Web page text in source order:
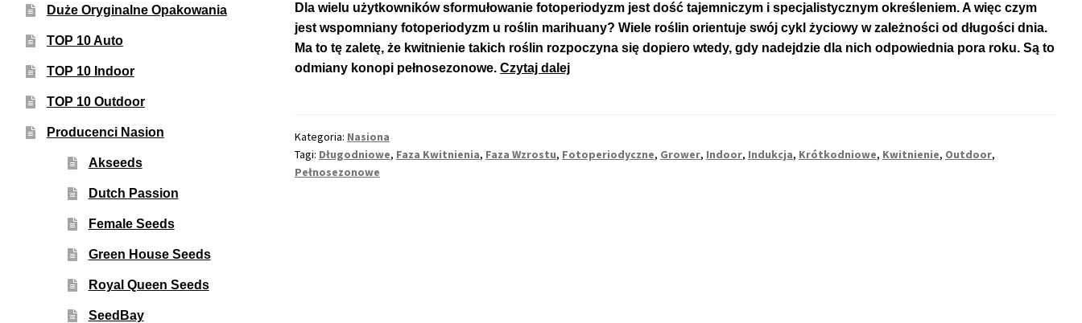
Dla wielu użytkowników sformułowanie fotoperiodyzm jest dość tajemniczym i specjalistycznym określeniem. A więc czym
jest wspomniany fotoperiodyzm u roślin marihuany? Wiele roślin orientuje swój cykl życiowy w zależności od długości dnia.
Ma to tę zaletę, że kwitnienie takich roślin rozpoczyna się dopiero wtedy, gdy nadejdzie dla nich odpowiednia pora roku. Są to
odmiany konopi pełnosezonowe. Czytaj dalejCo
Kategoria: Nasiona
Tagi: Długodniowe, Faza Kwitnienia, Faza Wzrostu, Fotoperiodyczne, Grower, Indoor, Indukcja, Krótkodniowe, Kwitnienie, Outdoor,
Pełnosezonowe
Duże Oryginalne Opakowania
TOP 10 Auto
TOP 10 Indoor
TOP 10 Outdoor
Producenci Nasion
Akseeds
Dutch Passion
Female Seeds
Green House Seeds
Royal Queen Seeds
SeedBay